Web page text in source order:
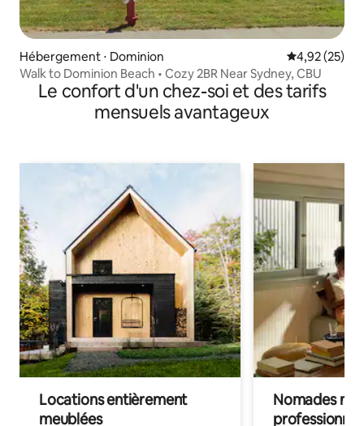
Hébergement ⋅ Dominion Évaluation
4,92 (25)
Walk to Dominion Beach • Cozy 2BR Near Sydney, CBU
Le confort d'un chez-soi et des tarifs
mensuels avantageux
Locations entièrement
meublées
Nomades